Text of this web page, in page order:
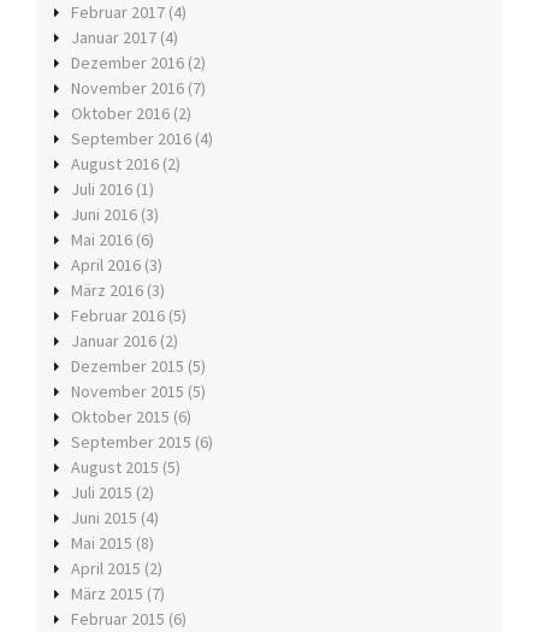
Februar 2017 (4)
Januar 2017 (4)
Dezember 2016 (2)
November 2016 (7)
Oktober 2016 (2)
September 2016 (4)
August 2016 (2)
Juli 2016 (1)
Juni 2016 (3)
Mai 2016 (6)
April 2016 (3)
März 2016 (3)
Februar 2016 (5)
Januar 2016 (2)
Dezember 2015 (5)
November 2015 (5)
Oktober 2015 (6)
September 2015 (6)
August 2015 (5)
Juli 2015 (2)
Juni 2015 (4)
Mai 2015 (8)
April 2015 (2)
März 2015 (7)
Februar 2015 (6)